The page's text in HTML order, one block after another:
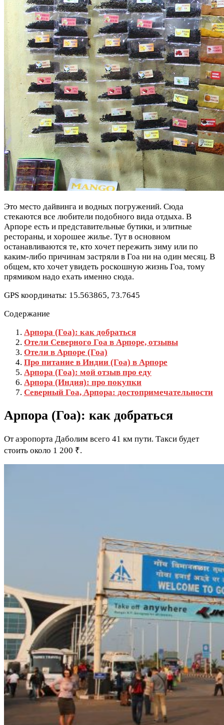
Это место дайвинга и водных погружений. Сюда
стекаются все любители подобного вида отдыха. В
Арпоре есть и представительные бутики, и элитные
рестораны, и хорошее жилье. Тут в основном
останавливаются те, кто хочет пережить зиму или по
каким-либо причинам застряли в Гоа ни на один месяц. В
общем, кто хочет увидеть роскошную жизнь Гоа, тому
прямиком надо ехать именно сюда.
GPS координаты: 15.563865, 73.7645
Содержание
Арпора (Гоа): как добраться
Отели Северного Гоа в Арпоре, отзывы
Отели в Арпоре (Гоа)
Про питание в Индии (Гоа) в Арпоре
Арпора (Гоа): мой отзыв про еду
Арпора (Индия): про покупки
Северный Гоа, Арпора: достопримечательности
Арпора (Гоа): как добраться
От аэропорта Даболим всего 41 км пути. Такси будет
стоить около 1 200 ₹.